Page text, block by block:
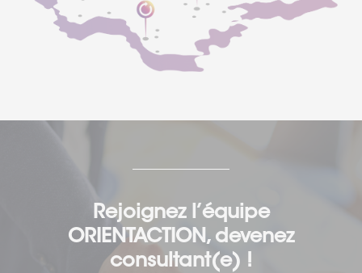
Rejoignez l’équipe
ORIENTACTION, devenez
consultant(e) !